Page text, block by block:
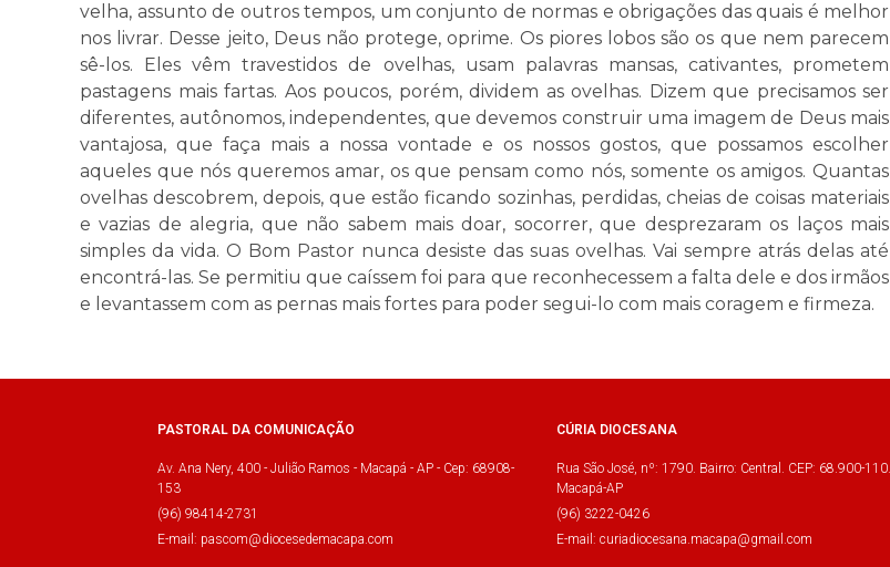
velha, assunto de outros tempos, um conjunto de normas e obrigações das quais é melhor
nos livrar. Desse jeito, Deus não protege, oprime. Os piores lobos são os que nem parecem
sê-los. Eles vêm travestidos de ovelhas, usam palavras mansas, cativantes, prometem
pastagens mais fartas. Aos poucos, porém, dividem as ovelhas. Dizem que precisamos ser
diferentes, autônomos, independentes, que devemos construir uma imagem de Deus mais
vantajosa, que faça mais a nossa vontade e os nossos gostos, que possamos escolher
aqueles que nós queremos amar, os que pensam como nós, somente os amigos. Quantas
ovelhas descobrem, depois, que estão ficando sozinhas, perdidas, cheias de coisas materiais
e vazias de alegria, que não sabem mais doar, socorrer, que desprezaram os laços mais
simples da vida. O Bom Pastor nunca desiste das suas ovelhas. Vai sempre atrás delas até
encontrá-las. Se permitiu que caíssem foi para que reconhecessem a falta dele e dos irmãos
e levantassem com as pernas mais fortes para poder segui-lo com mais coragem e firmeza.
PASTORAL DA COMUNICAÇÃO
Av. Ana Nery, 400 - Julião Ramos - Macapá - AP - Cep: 68908-
153
(96) 98414-2731
E-mail: pascom@diocesedemacapa.com
CÚRIA DIOCESANA
Rua São José, nº: 1790. Bairro: Central. CEP: 68.900-110.
Macapá-AP
(96) 3222-0426
E-mail: curiadiocesana.macapa@gmail.com